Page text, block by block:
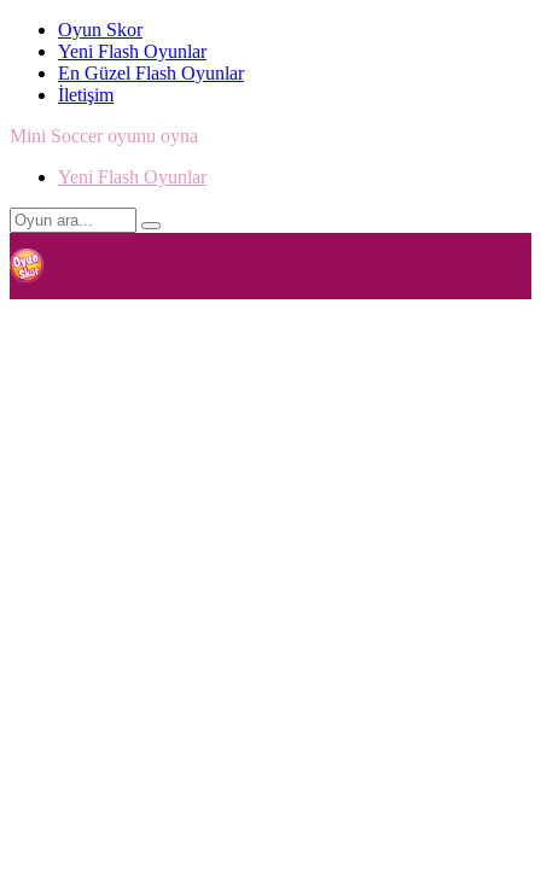
Oyun Skor
Yeni Flash Oyunlar
En Güzel Flash Oyunlar
İletişim
Mini Soccer oyunu oyna
Yeni Flash Oyunlar